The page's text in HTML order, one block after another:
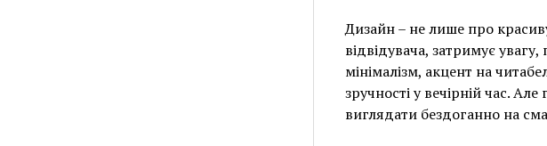
Дизайн – не лише про
відвідувача, затримує
мінімалізм, акцент на
зручності у вечірній час.
виглядати бездоганно на